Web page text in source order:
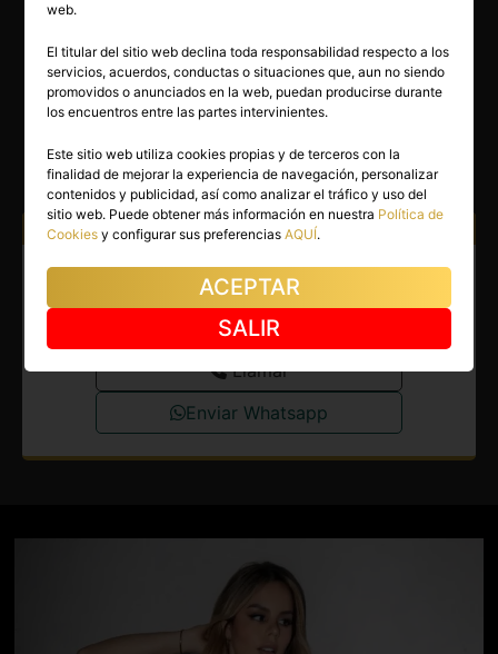
20 años
AMIGA
Madrid capital(Madrid)
(9)
Atiendo a: Hombres Mujeres Parejas
Escort en Madrid capital.
Deseando vivir aventuras.
Llamar
Enviar Whatsapp
web.
El titular del sitio web declina toda responsabilidad respecto a los
servicios, acuerdos, conductas o situaciones que, aun no siendo
promovidos o anunciados en la web, puedan producirse durante
los encuentros entre las partes intervinientes.
Este sitio web utiliza cookies propias y de terceros con la
finalidad de mejorar la experiencia de navegación, personalizar
contenidos y publicidad, así como analizar el tráfico y uso del
sitio web. Puede obtener más información en nuestra Política de
Cookies y configurar sus preferenciasAQUÍ.
ACEPTAR
SALIR